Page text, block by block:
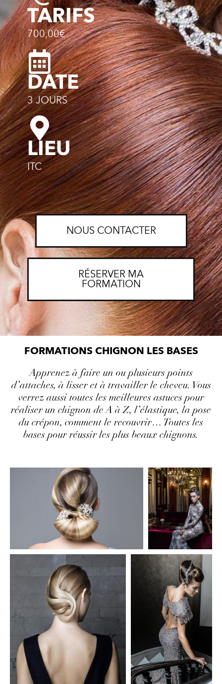
TARIFS
700,00€
DATE
3 JOURS
LIEU
ITC
NOUS CONTACTER
RÉSERVER MA
FORMATION
FORMATIONS CHIGNON LES BASES
Apprenez à faire un ou plusieurs points
d’attaches, à lisser et à travailler le cheveu. Vous
verrez aussi toutes les meilleures astuces pour
réaliser un chignon de A à Z, l’élastique, la pose
du crépon, comment le recouvrir… Toutes les
bases pour réussir les plus beaux chignons.